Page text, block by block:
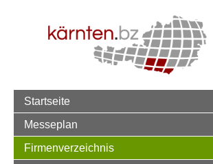
Startseite
Messeplan
Firmenverzeichnis